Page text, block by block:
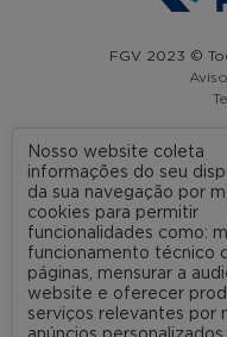
FGV 2023 ©
Nosso website coleta
informações do seu
da sua navegação por
cookies para permitir
funcionalidades como:
funcionamento técnico
páginas, mensurar a
website e oferecer
serviços relevantes por